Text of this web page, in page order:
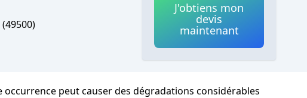
(49500)
J'obtiens mon
devis
maintenant
occurrence peut causer des dégradations considérables